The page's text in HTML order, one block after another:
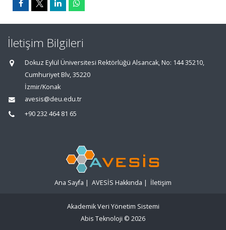
İletişim Bilgileri
Dokuz Eylül Üniversitesi Rektörlüğü Alsancak, No: 144 35210,
Cumhuriyet Blv, 35220
İzmir/Konak
avesis@deu.edu.tr
+90 232 464 81 65
Ana Sayfa | AVESİS Hakkında | İletişim
Akademik Veri Yönetim Sistemi
Abis Teknoloji © 2026